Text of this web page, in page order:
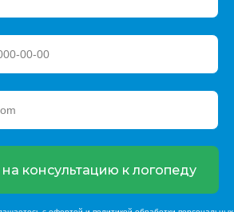
на консультацию к логопеду